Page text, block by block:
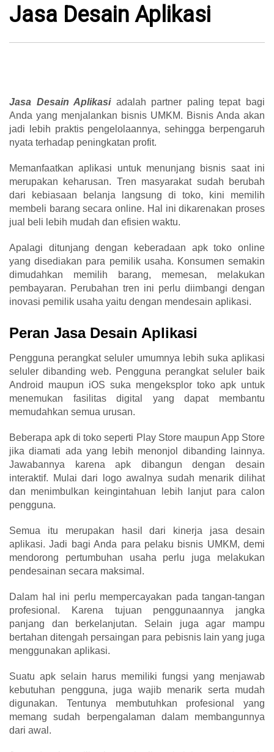
Jasa Desain Aplikasi
Jasa Desain Aplikasi adalah partner paling tepat bagi
Anda yang menjalankan bisnis UMKM. Bisnis Anda akan
jadi lebih praktis pengelolaannya, sehingga berpengaruh
nyata terhadap peningkatan profit.
Memanfaatkan aplikasi untuk menunjang bisnis saat ini
merupakan keharusan. Tren masyarakat sudah berubah
dari kebiasaan belanja langsung di toko, kini memilih
membeli barang secara online. Hal ini dikarenakan proses
jual beli lebih mudah dan efisien waktu.
Apalagi ditunjang dengan keberadaan apk toko online
yang disediakan para pemilik usaha. Konsumen semakin
dimudahkan memilih barang, memesan, melakukan
pembayaran. Perubahan tren ini perlu diimbangi dengan
inovasi pemilik usaha yaitu dengan mendesain aplikasi.
Peran Jasa Desain Aplikasi
Pengguna perangkat seluler umumnya lebih suka aplikasi
seluler dibanding web. Pengguna perangkat seluler baik
Android maupun iOS suka mengeksplor toko apk untuk
menemukan fasilitas digital yang dapat membantu
memudahkan semua urusan.
Beberapa apk di toko seperti Play Store maupun App Store
jika diamati ada yang lebih menonjol dibanding lainnya.
Jawabannya karena apk dibangun dengan desain
interaktif. Mulai dari logo awalnya sudah menarik dilihat
dan menimbulkan keingintahuan lebih lanjut para calon
pengguna.
Semua itu merupakan hasil dari kinerja jasa desain
aplikasi.Jadi bagi Anda para pelaku bisnis UMKM, demi
mendorong pertumbuhan usaha perlu juga melakukan
pendesainan secara maksimal.
Dalam hal ini perlu mempercayakan pada tangan-tangan
profesional. Karena tujuan penggunaannya jangka
panjang dan berkelanjutan. Selain juga agar mampu
bertahan ditengah persaingan para pebisnis lain yang juga
menggunakan aplikasi.
Suatu apk selain harus memiliki fungsi yang menjawab
kebutuhan pengguna, juga wajib menarik serta mudah
digunakan. Tentunya membutuhkan profesional yang
memang sudah berpengalaman dalam membangunnya
dari awal.